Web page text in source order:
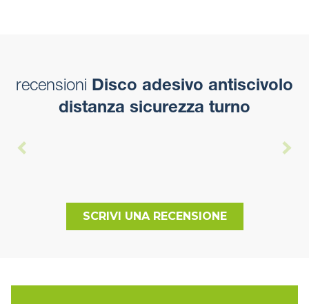
recensioni Disco adesivo antiscivolo
distanza sicurezza turno
SCRIVI UNA RECENSIONE